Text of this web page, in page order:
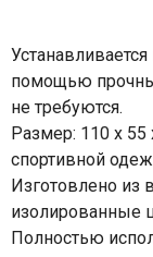
помощью
не требуются.
Размер: 110 x
спортивной
Изготовлено из
изолированные
Полностью